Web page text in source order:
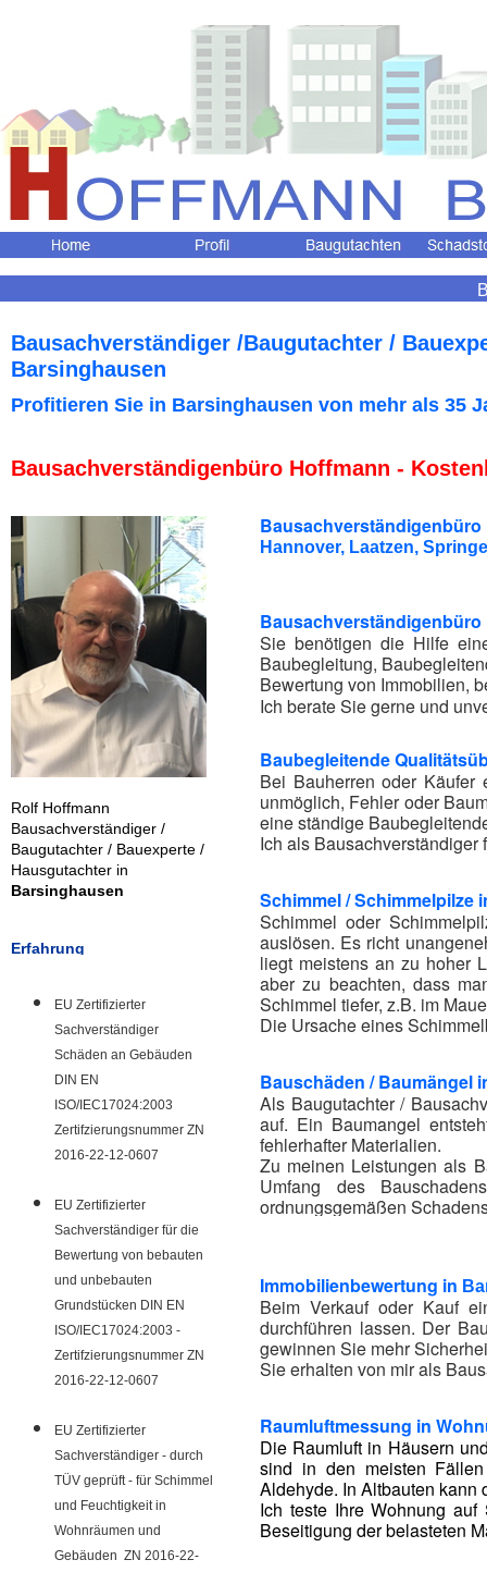
Bausachverständiger /Baugutachter /
Barsinghausen
Profitieren Sie in Barsinghausen von mehr als 35
Bausachverständigenbüro Hoffmann -
Hannover, Laatzen,
Sie benötigen die Hilfe
Baubegleitung,
Bewertung von Immobilien,
Ich berate Sie gerne und
Bauschäden / Baumängel
Als Baugutachter /
auf. Ein Baumangel
fehlerhafter Materialien.
Zu meinen Leistungen als
Umfang des
ordnungsgemäßen
Baubegleitende
Bei Bauherren oder Käufer
unmöglich, Fehler oder
eine ständige
Ich als
Schimmel / Schimmelpilze
Schimmel oder
auslösen. Es richt
liegt meistens an zu hoher
aber zu beachten, dass
Schimmel tiefer, z.B. im
Die Ursache eines
Immobilienbewertung in
Beim Verkauf oder Kauf
durchführen lassen. Der
gewinnen Sie mehr
Sie erhalten von mir als
Raumluftmessung in
Die Raumluft in Häusern
sind in den meisten Fällen
Aldehyde. In Altbauten kann
Ich teste Ihre Wohnung
Beseitigung der belasteten
Rolf Hoffmann
Bausachverständiger /
Baugutachter / Bauexperte /
Hausgutachter in
Barsinghausen
Erfahrung
EU Zertifizierter
Sachverständiger
Schäden an Gebäuden
DIN EN
ISO/IEC17024:2003
Zertifzierungsnummer ZN
2016-22-12-0607
EU Zertifizierter
Sachverständiger für die
Bewertung von bebauten
und unbebauten
Grundstücken DIN EN
ISO/IEC17024:2003 -
Zertifzierungsnummer ZN
2016-22-12-0607
EU Zertifizierter
Sachverständiger - durch
TÜV geprüft - für Schimmel
und Feuchtigkeit in
Wohnräumen und
Gebäuden ZN 2016-22-